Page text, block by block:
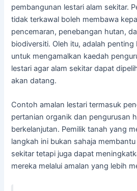
pembangunan lestari alam sekitar.
tidak terkawal boleh membawa
pencemaran, penebangan hutan,
biodiversiti. Oleh itu, adalah penting
untuk mengamalkan kaedah
lestari agar alam sekitar dapat
akan datang.
Contoh amalan lestari termasuk
pertanian organik dan pengurusan
berkelanjutan. Pemilik tanah yang
langkah ini bukan sahaja
sekitar tetapi juga dapat
mereka melalui amalan yang lebih